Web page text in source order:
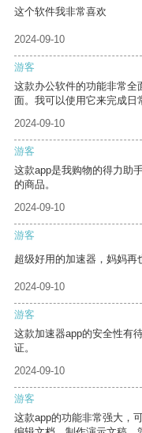
这个软件我非常喜欢
2024-09-10
游客
这款办公软件的功能非常全
面。我可以使用它来完成日
2024-09-10
游客
这款app是我购物的得力助
的商品。
2024-09-10
游客
超级好用的加速器，妈妈再
2024-09-10
游客
这款加速器app的安全性有
证。
2024-09-10
游客
这款app的功能非常强大，